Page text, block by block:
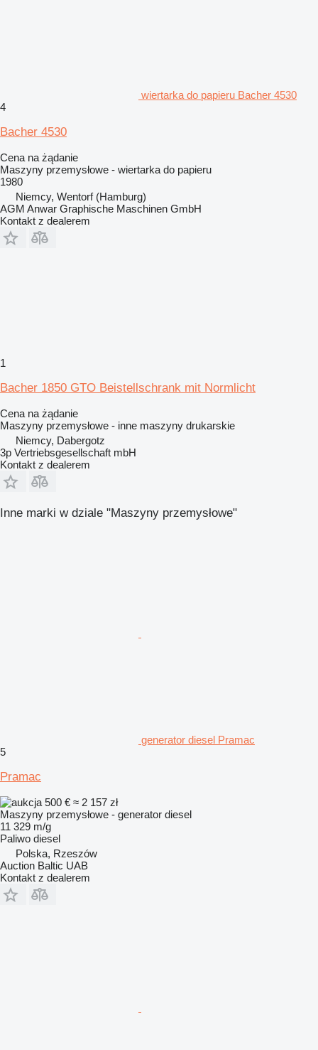
wiertarka do papieru Bacher 4530
4
Bacher 4530
Cena na żądanie
Maszyny przemysłowe - wiertarka do papieru
1980
Niemcy, Wentorf (Hamburg)
AGM Anwar Graphische Maschinen GmbH
Kontakt z dealerem
1
Bacher 1850 GTO Beistellschrank mit Normlicht
Cena na żądanie
Maszyny przemysłowe - inne maszyny drukarskie
Niemcy, Dabergotz
3p Vertriebsgesellschaft mbH
Kontakt z dealerem
Inne marki w dziale "Maszyny przemysłowe"
generator diesel Pramac
5
Pramac
500 € ≈ 2 157 zł
Maszyny przemysłowe - generator diesel
11 329 m/g
Paliwo diesel
Polska, Rzeszów
Auction Baltic UAB
Kontakt z dealerem